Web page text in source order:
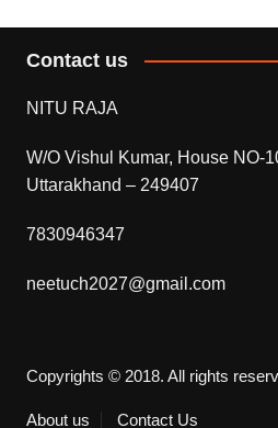
Contact us
NITU RAJA
W/O Vishul Kumar, House NO-
Uttarakhand – 249407
7830946347
neetuch2027@gmail.com
Copyrights © 2018. All rights
About us Contact Us